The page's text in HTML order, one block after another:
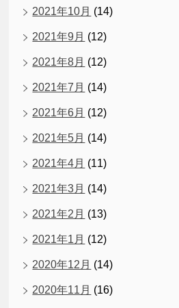
2021年10月 (14)
2021年9月 (12)
2021年8月 (12)
2021年7月 (14)
2021年6月 (12)
2021年5月 (14)
2021年4月 (11)
2021年3月 (14)
2021年2月 (13)
2021年1月 (12)
2020年12月 (14)
2020年11月 (16)